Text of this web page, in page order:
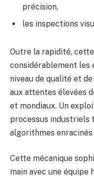
précision,
les inspections
Outre la rapidité,
considérablement les
niveau de qualité et
aux attentes élevées
et mondiaux. Un
processus industriels
algorithmes
Cette mécanique
main avec une équipe